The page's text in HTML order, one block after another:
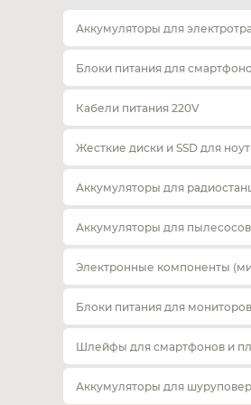
Аккумуляторы для
Блоки питания для
Кабели питания 220V
Жесткие диски и SSD для
Аккумуляторы для
Аккумуляторы для пылесосов
Электронные компоненты
Блоки питания для мониторов
Шлейфы для смартфонов и
Аккумуляторы для